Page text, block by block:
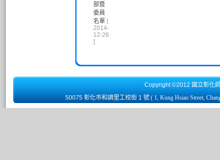
部暨
委員
名單 [
2014-
12-26
]
Copyright ©2012 國立彰化
50075 彰化市和調里工校街 1 號 ( 1, Kung Hsiao Street,